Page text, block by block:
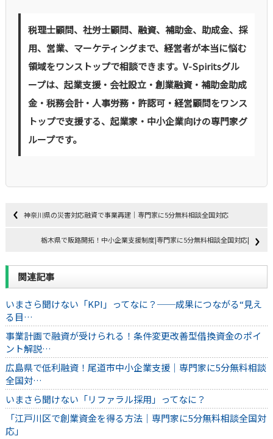
税理士顧問、社労士顧問、融資、補助金、助成金、採
用、営業、マーケティングまで、経営者が本当に悩む
領域をワンストップで相談できます。V-Spiritsグル
ープは、起業支援・会社設立・創業融資・補助金助成
金・税務会計・人事労務・許認可・経営顧問をワンス
トップで支援する、起業家・中小企業向けの専門家グ
ループです。
神奈川県の災害対応融資で事業再建｜専門家に5分無料相談全国対応
栃木県で販路開拓！中小企業支援制度|専門家に5分無料相談全国対応|
関連記事
いまさら聞けない「KPI」ってなに？──成果につながる“見え
る目…
事業計画で融資が受けられる！条件変更改善型借換資金のポイ
ント解説…
広島県で低利融資！尾道市中小企業支援｜専門家に5分無料相談
全国対…
いまさら聞けない「リファラル採用」ってなに？
「江戸川区で創業資金を得る方法｜専門家に5分無料相談全国対
応」